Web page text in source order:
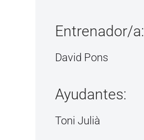
Entrenador/a:
David Pons
Ayudantes:
Toni Julià